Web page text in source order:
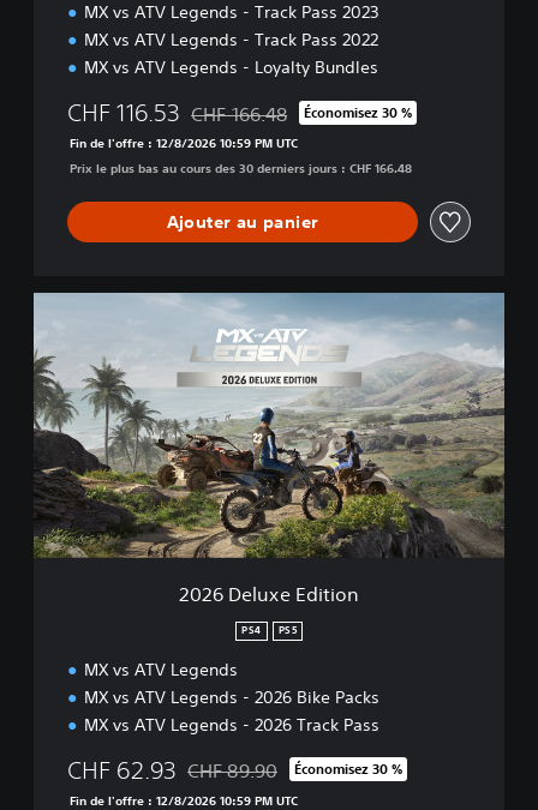
MX vs ATV Legends - Track Pass 2023
MX vs ATV Legends - Track Pass 2022
MX vs ATV Legends - Loyalty Bundles
CHF 116.53 Remise par rapport au prix d'origine de
CHF 166.48 Économisez 30 %
Fin de l'offre : 12/8/2026 10:59 PM UTC
Prix le plus bas au cours des 30 derniers jours : CHF 166.48
Ajouter au panier
2
6
D
e
l
u
x
e
E
d
2026 Deluxe Edition
PS4 PS5
MX vs ATV Legends
MX vs ATV Legends - 2026 Bike Packs
MX vs ATV Legends - 2026 Track Pass
CHF 62.93 Remise par rapport au prix d'origine de
CHF 89.90 Économisez 30 %
Fin de l'offre : 12/8/2026 10:59 PM UTC